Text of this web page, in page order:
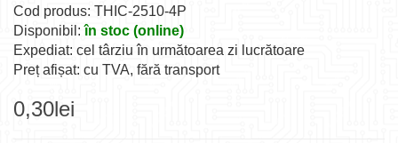
Cod produs: THIC-2510-4P
Disponibil:în stoc (online)
Expediat: cel târziu în următoarea zi lucrătoare
Preț afișat: cu TVA, fără transport
0,30lei